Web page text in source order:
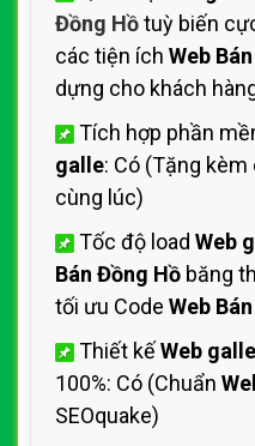
Đồng Hồtuỳ biến
các tiện ích Web
dựng cho khách
Tích hợp phần
galle: Có (Tặng
cùng lúc)
Tốc độ load Web
Bán Đồng Hồ băng
tối ưu Code Web
Thiết kếWeb galle
100%: Có (Chuẩn
SEOquake)